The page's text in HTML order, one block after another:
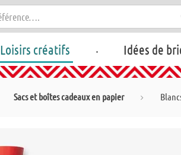
Loisirs créatifs . Idées de
Sacs et boîtes cadeaux en papier